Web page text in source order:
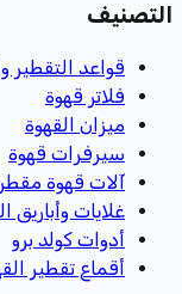
التصنيف
قواعد التقطير
فلاتر قهوة
ميزان القهوة
سيرفرات قهوة
آلات قهوة
غلايات وأباريق
أدوات كولد برو
أقماع تقطير